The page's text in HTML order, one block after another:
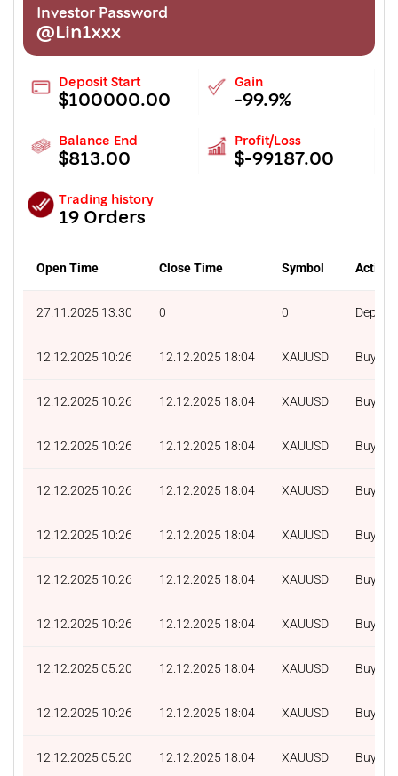
Investor Password
@Lin1xxx
Deposit Start
$100000.00
Gain
-99.9%
Balance End
$813.00
Profit/Loss
$-99187.00
Trading history
19 Orders
Open Time Close Time Symbol Action
27.11.2025 13:30 0 0 Deposit
12.12.2025 10:26 12.12.2025 18:04 XAUUSD Buy
12.12.2025 10:26 12.12.2025 18:04 XAUUSD Buy
12.12.2025 10:26 12.12.2025 18:04 XAUUSD Buy
12.12.2025 10:26 12.12.2025 18:04 XAUUSD Buy
12.12.2025 10:26 12.12.2025 18:04 XAUUSD Buy
12.12.2025 10:26 12.12.2025 18:04 XAUUSD Buy
12.12.2025 10:26 12.12.2025 18:04 XAUUSD Buy
12.12.2025 05:20 12.12.2025 18:04 XAUUSD Buy
12.12.2025 10:26 12.12.2025 18:04 XAUUSD Buy
12.12.2025 05:20 12.12.2025 18:04 XAUUSD Buy